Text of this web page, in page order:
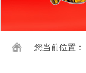
您当前位置：